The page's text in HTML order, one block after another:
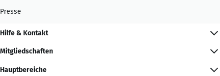
Presse
Hilfe & Kontakt
Mitgliedschaften
Hauptbereiche